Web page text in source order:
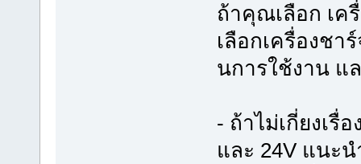
ถ้าคุณเลือก เค
เลือกเครื่องชา
นการใช้งาน แ
- ถ้าไม่เกี่ยงเรื่
และ 24V แนะ